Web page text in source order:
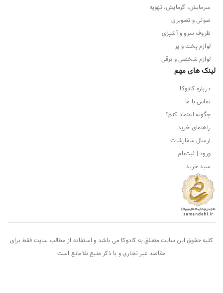
سرمایش، گرمایش، تهویه
صوتی و تصویری
ظروف سرو و آشپزی
لوازم پخت و پز
لوازم شخصی و برقی
لینک های مهم
درباره کادوکا
تماس با ما
چگونه اعتماد کنم؟
راهنمای خرید
ارسال سفارشات
ورود | ثبت‌نام
سبد خرید
کلیه حقوق این سایت متعلق به کادوکا می باشد و استفاده از مطالب سایت فقط برای
مقاصد غیر تجاری و با ذکر منبع بلامانع است